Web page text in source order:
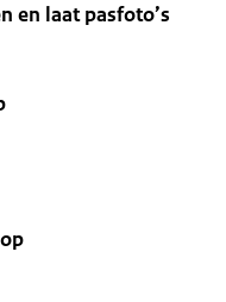
en laat pasfoto’s